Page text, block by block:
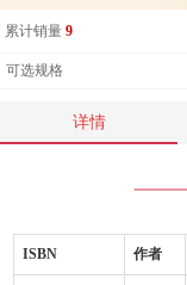
累计销量 9
可选规格
详情
ISBN 作者